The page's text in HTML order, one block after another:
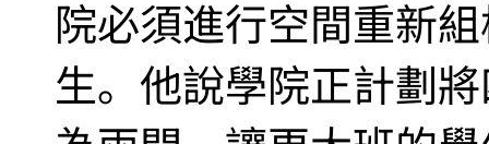
院必須進行空間重新
生。他說學院正計劃